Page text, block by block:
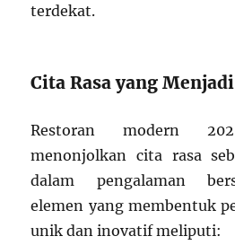
terdekat.
Cita Rasa yang
Restoran modern
menonjolkan cita rasa
dalam pengalaman
elemen yang membentuk
unik dan inovatif meliputi: